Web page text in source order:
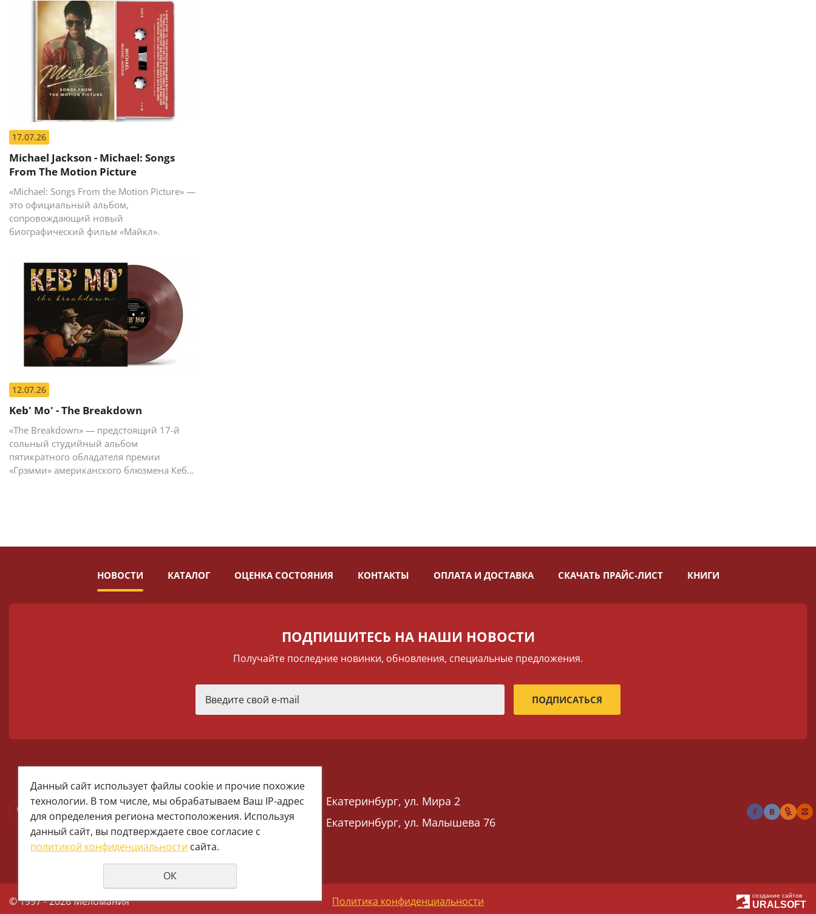
17.07.26
Michael Jackson - Michael: Songs
From The Motion Picture
«Michael: Songs From the Motion Picture» —
это официальный альбом,
сопровождающий новый
биографический фильм «Майкл».
12.07.26
Keb' Mo' - The Breakdown
«The Breakdown» — предстоящий 17-й
сольный студийный альбом
пятикратного обладателя премии
«Грэмми» американского блюзмена Кеба
НОВОСТИ КАТАЛОГ ОЦЕНКА СОСТОЯНИЯ КОНТАКТЫ ОПЛАТА И ДОСТАВКА СКАЧАТЬ ПРАЙС-ЛИСТ КНИГИ
ПОДПИШИТЕСЬ НА НАШИ НОВОСТИ
Получайте последние новинки, обновления, специальные предложения.
+7 (922) 025-50-71 (MAX)
Тел:+7 (343) 374-15-67 (Мира 2)
Тел: +7 (343) 371-19-13 (Малышева 76)
+7 (922) 609-29-80 (MAX)
Екатеринбург, ул. Мира 2
Екатеринбург, ул. Малышева 76
© 1997 - 2026 Меломания Политика конфиденциальности создание сайтов
URALSOFT
Данный сайт использует файлы cookie и прочие похожие
технологии. В том числе, мы обрабатываем Ваш IP-адрес
для определения региона местоположения. Используя
данный сайт, вы подтверждаете свое согласие с
политикой конфиденциальности сайта.
ОК